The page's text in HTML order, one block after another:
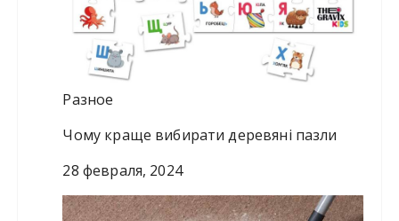
Разное
Чому краще вибирати деревяні пазли
28 февраля, 2024